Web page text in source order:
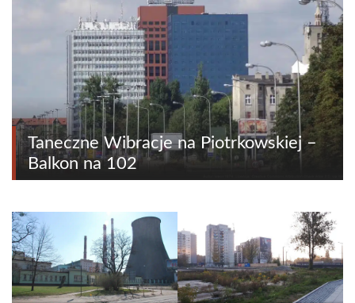
Taneczne Wibracje na Piotrkowskiej –
Balkon na 102